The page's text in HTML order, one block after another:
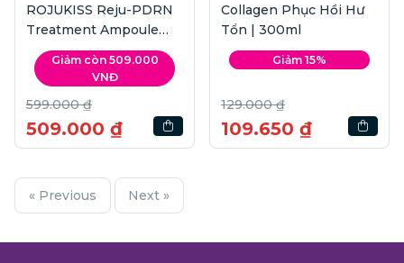
ROJUKISS Reju-PDRN
Treatment Ampoule
Serum | 30ml
Giảm còn 509.000
VNĐ
599.000 ₫
509.000 ₫
Collagen Phục Hồi Hư
Tổn | 300ml
Giảm 15%
129.000 ₫
109.650 ₫
« Previous Next »